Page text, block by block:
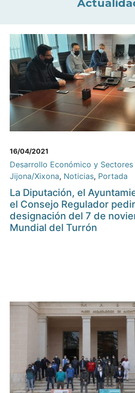
16/04/2021
Desarrollo Económico y
Jijona/Xixona, Noticias, Portada
La Diputación, el
el Consejo Regulador
designación del 7 de
Mundial del Turrón